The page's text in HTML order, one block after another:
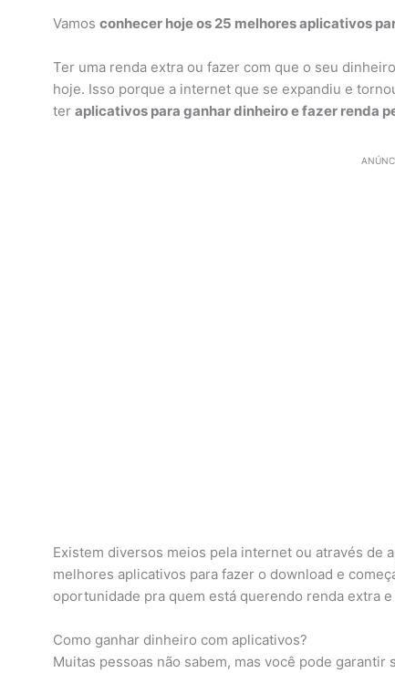
Vamos conhecer hoje os 25 melhores aplicativos
Ter uma renda extra ou fazer com que o seu
hoje. Isso porque a internet que se expandiu e
ter aplicativos para ganhar dinheiro e fazer renda
Existem diversos meios pela internet ou através de
melhores aplicativos para fazer o download e
oportunidade pra quem está querendo renda extra
Como ganhar dinheiro com aplicativos?
Muitas pessoas não sabem, mas você pode